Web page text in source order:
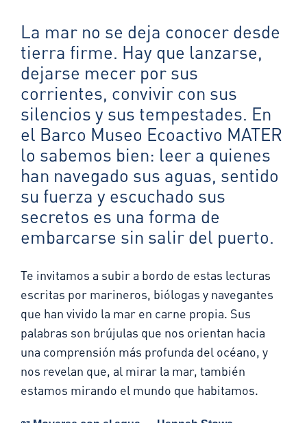
La mar no se deja conocer desde
tierra firme. Hay que lanzarse,
dejarse mecer por sus
corrientes, convivir con sus
silencios y sus tempestades. En
el Barco Museo Ecoactivo MATER
lo sabemos bien: leer a quienes
han navegado sus aguas, sentido
su fuerza y escuchado sus
secretos es una forma de
embarcarse sin salir del puerto.
Te invitamos a subir a bordo de estas lecturas
escritas por marineros, biólogas y navegantes
que han vivido la mar en carne propia. Sus
palabras son brújulas que nos orientan hacia
una comprensión más profunda del océano, y
nos revelan que, al mirar la mar, también
estamos mirando el mundo que habitamos.